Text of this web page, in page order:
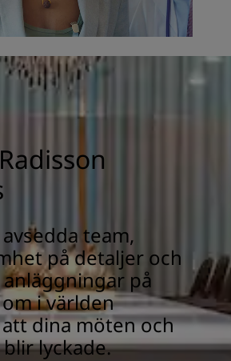
team,
på detaljer och
på
i världen
dina möten och
lyckade.